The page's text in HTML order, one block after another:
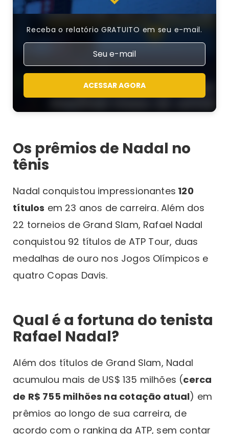
Receba o relatório GRATUITO em seu e-mail.
ACESSAR AGORA
Os prêmios de Nadal no
tênis
Nadal conquistou impressionantes 120
títulos em 23 anos de carreira. Além dos
22 torneios de Grand Slam, Rafael Nadal
conquistou 92 títulos de ATP Tour, duas
medalhas de ouro nos Jogos Olímpicos e
quatro Copas Davis.
Qual é a fortuna do tenista
Rafael Nadal?
Além dos títulos de Grand Slam, Nadal
acumulou mais de US$ 135 milhões (cerca
de R$ 755 milhões na cotação atual) em
prêmios ao longo de sua carreira, de
acordo com o ranking da ATP, sem contar